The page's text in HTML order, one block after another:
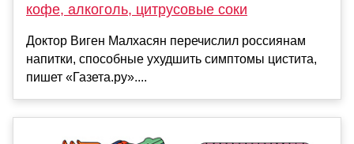
кофе, алкоголь, цитрусовые соки
Доктор Виген Малхасян перечислил россиянам
напитки, способные ухудшить симптомы цистита,
пишет «Газета.ру»....